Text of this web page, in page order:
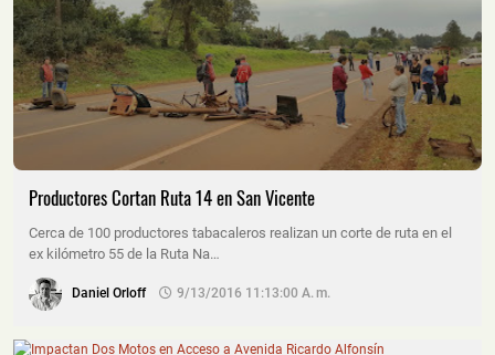
Productores Cortan Ruta 14 en San Vicente
Cerca de 100 productores tabacaleros realizan un corte de ruta en el
ex kilómetro 55 de la Ruta Na…
Daniel Orloff 9/13/2016 11:13:00 A. M.